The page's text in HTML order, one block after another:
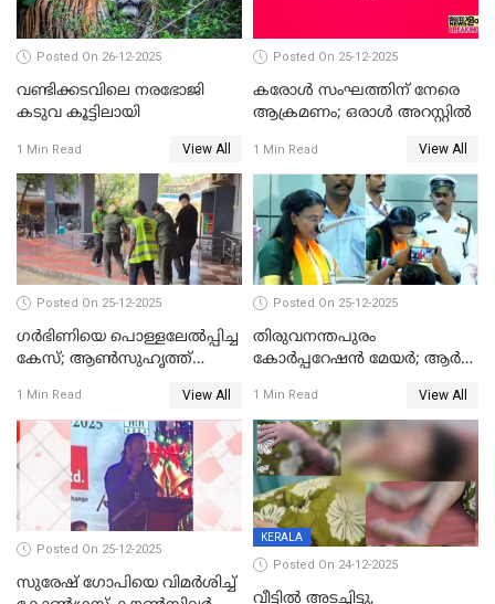
Posted On 26-12-2025
വണ്ടിക്കടവിലെ നരഭോജി
കടുവ കൂട്ടിലായി
1 Min Read View All
Posted On 25-12-2025
കരോള്‍ സംഘത്തിന് നേരെ
ആക്രമണം; ഒരാള്‍ അറസ്റ്റില്‍
1 Min Read View All
Posted On 25-12-2025
ഗര്‍ഭിണിയെ പൊള്ളലേല്‍പ്പിച്ച
കേസ്; ആണ്‍സുഹൃത്ത്
1 Min Read View All
Posted On 25-12-2025
തിരുവനന്തപുരം
കോര്‍പ്പറേഷന്‍ മേയർ; ആര്‍
1 Min Read View All
Posted On 25-12-2025
സുരേഷ് ഗോപിയെ വിമര്‍ശിച്ച്
KERALA
Posted On 24-12-2025
വീട്ടിൽ അടച്ചിട്ടു,